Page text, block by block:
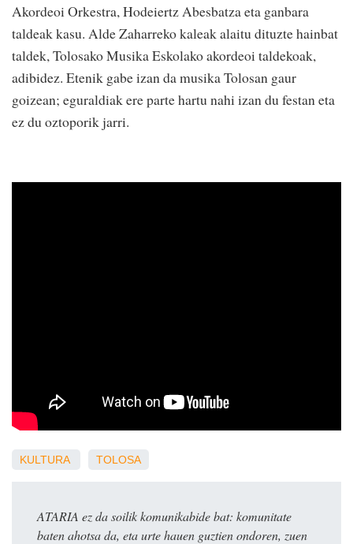
Akordeoi Orkestra, Hodeiertz Abesbatza eta ganbara
taldeak kasu. Alde Zaharreko kaleak alaitu dituzte hainbat
taldek, Tolosako Musika Eskolako akordeoi taldekoak,
adibidez. Etenik gabe izan da musika Tolosan gaur
goizean; eguraldiak ere parte hartu nahi izan du festan eta
ez du oztoporik jarri.
KULTURA TOLOSA
ATARIA ez da soilik komunikabide bat: komunitate
baten ahotsa da, eta urte hauen guztien ondoren, zuen